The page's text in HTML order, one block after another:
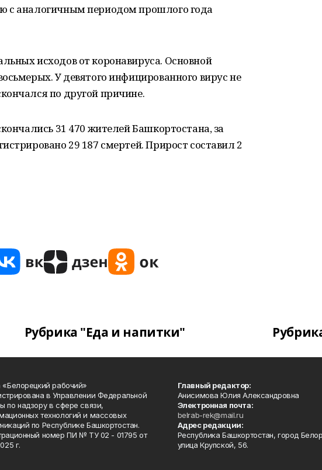
с аналогичным периодом прошлого года
исходов от коронавируса. Основной
У девятого инфицированного вирус не
по другой причине.
31 470 жителей Башкортостана, за
29 187 смертей. Прирост составил 2
Рубрика "Еда и напитки"
«Белорецкий рабочий»
в Управлении Федеральной
по надзору в сфере связи,
технологий и массовых
по Республике Башкортостан.
номер ПИ № ТУ 02 - 01795 от
г.
Главный редактор:
Анисимова Юлия Александровна
Электронная почта:
belrab-rek@mail.ru
Адрес редакции:
Республика Башкортостан, город
улица Крупской, 56.